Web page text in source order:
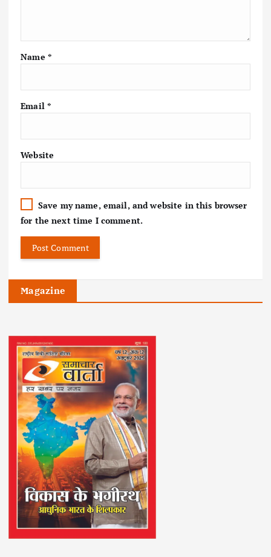
Name *
Email *
Website
Save my name, email, and website in this browser
for the next time I comment.
Magazine